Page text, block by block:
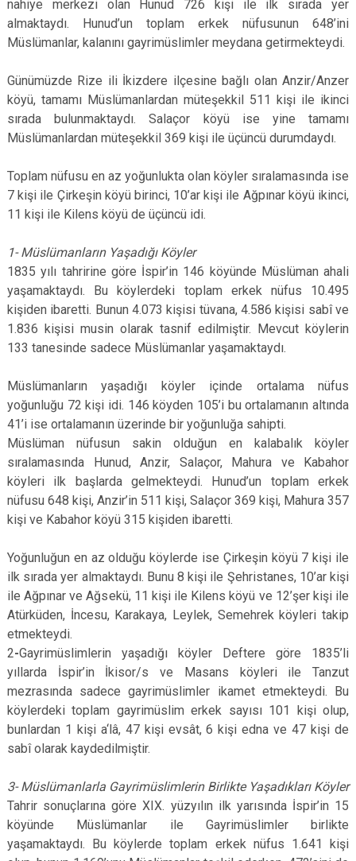
nahiye merkezi olan Hunud 726 kişi ile ilk sırada yer
almaktaydı. Hunud’un toplam erkek nüfusunun 648’ini
Müslümanlar, kalanını gayrimüslimler meydana getirmekteydi.
Günümüzde Rize ili İkizdere ilçesine bağlı olan Anzir/Anzer
köyü, tamamı Müslümanlardan müteşekkil 511 kişi ile ikinci
sırada bulunmaktaydı. Salaçor köyü ise yine tamamı
Müslümanlardan müteşekkil 369 kişi ile üçüncü durumdaydı.
Toplam nüfusu en az yoğunlukta olan köyler sıralamasında ise
7 kişi ile Çirkeşin köyü birinci, 10’ar kişi ile Ağpınar köyü ikinci,
11 kişi ile Kilens köyü de üçüncü idi.
1- Müslümanların Yaşadığı Köyler
1835 yılı tahririne göre İspir’in 146 köyünde Müslüman ahali
yaşamaktaydı. Bu köylerdeki toplam erkek nüfus 10.495
kişiden ibaretti. Bunun 4.073 kişisi tüvana, 4.586 kişisi sabî ve
1.836 kişisi musin olarak tasnif edilmiştir. Mevcut köylerin
133 tanesinde sadece Müslümanlar yaşamaktaydı.
Müslümanların yaşadığı köyler içinde ortalama nüfus
yoğunluğu 72 kişi idi. 146 köyden 105’i bu ortalamanın altında
41’i ise ortalamanın üzerinde bir yoğunluğa sahipti.
Müslüman nüfusun sakin olduğun en kalabalık köyler
sıralamasında Hunud, Anzir, Salaçor, Mahura ve Kabahor
köyleri ilk başlarda gelmekteydi. Hunud’un toplam erkek
nüfusu 648 kişi, Anzir’in 511 kişi, Salaçor 369 kişi, Mahura 357
kişi ve Kabahor köyü 315 kişiden ibaretti.
Yoğunluğun en az olduğu köylerde ise Çirkeşin köyü 7 kişi ile
ilk sırada yer almaktaydı. Bunu 8 kişi ile Şehristanes, 10’ar kişi
ile Ağpınar ve Ağsekü, 11 kişi ile Kilens köyü ve 12’şer kişi ile
Atürküden, İncesu, Karakaya, Leylek, Semehrek köyleri takip
etmekteydi.
2-Gayrimüslimlerin yaşadığı köyler Deftere göre 1835’li
yıllarda İspir’in İkisor/s ve Masans köyleri ile Tanzut
mezrasında sadece gayrimüslimler ikamet etmekteydi. Bu
köylerdeki toplam gayrimüslim erkek sayısı 101 kişi olup,
bunlardan 1 kişi a‘lâ, 47 kişi evsât, 6 kişi edna ve 47 kişi de
sabî olarak kaydedilmiştir.
3- Müslümanlarla Gayrimüslimlerin Birlikte Yaşadıkları Köyler
Tahrir sonuçlarına göre XIX. yüzyılın ilk yarısında İspir’in 15
köyünde Müslümanlar ile Gayrimüslimler birlikte
yaşamaktaydı. Bu köylerde toplam erkek nüfus 1.641 kişi